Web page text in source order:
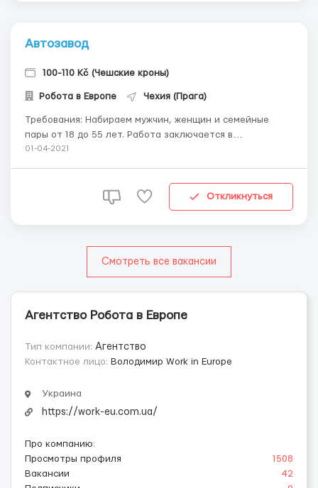
Автозавод
100-110 Kč (Чешские кроны)
Робота в Европе Чехия (Прага)
Требования: Набираем мужчин, женщин и семейные
пары от 18 до 55 лет. Работа заключается в
изготовлении запчастей, проверке качества, упаковке,
часы и работу в выходные. Первая неделя стажиро...
01-04-2021
Откликнуться
Смотреть все вакансии
Агентство Робота в Европе
Тип компании: Агентство
Контактное лицо: Володимир Work in Europe
Украина
https://work-eu.com.ua/
Про компанию:
Просмотры профиля
1508
Вакансии
42